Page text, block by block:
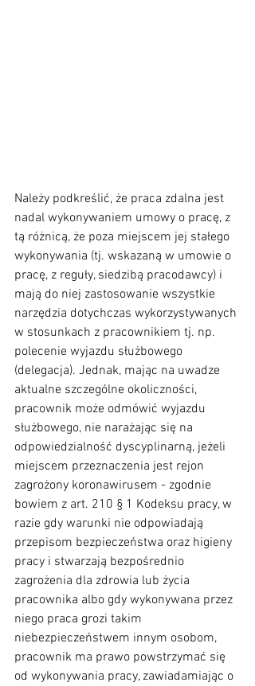
Należy podkreślić, że praca zdalna jest
nadal wykonywaniem umowy o pracę, z
tą różnicą, że poza miejscem jej stałego
wykonywania (tj. wskazaną w umowie o
pracę, z reguły, siedzibą pracodawcy) i
mają do niej zastosowanie wszystkie
narzędzia dotychczas wykorzystywanych
w stosunkach z pracownikiem tj. np.
polecenie wyjazdu służbowego
(delegacja). Jednak, mając na uwadze
aktualne szczególne okoliczności,
pracownik może odmówić wyjazdu
służbowego, nie narażając się na
odpowiedzialność dyscyplinarną, jeżeli
miejscem przeznaczenia jest rejon
zagrożony koronawirusem - zgodnie
bowiem z art. 210 § 1 Kodeksu pracy, w
razie gdy warunki nie odpowiadają
przepisom bezpieczeństwa oraz higieny
pracy i stwarzają bezpośrednio
zagrożenia dla zdrowia lub życia
pracownika albo gdy wykonywana przez
niego praca grozi takim
niebezpieczeństwem innym osobom,
pracownik ma prawo powstrzymać się
od wykonywania pracy, zawiadamiając o